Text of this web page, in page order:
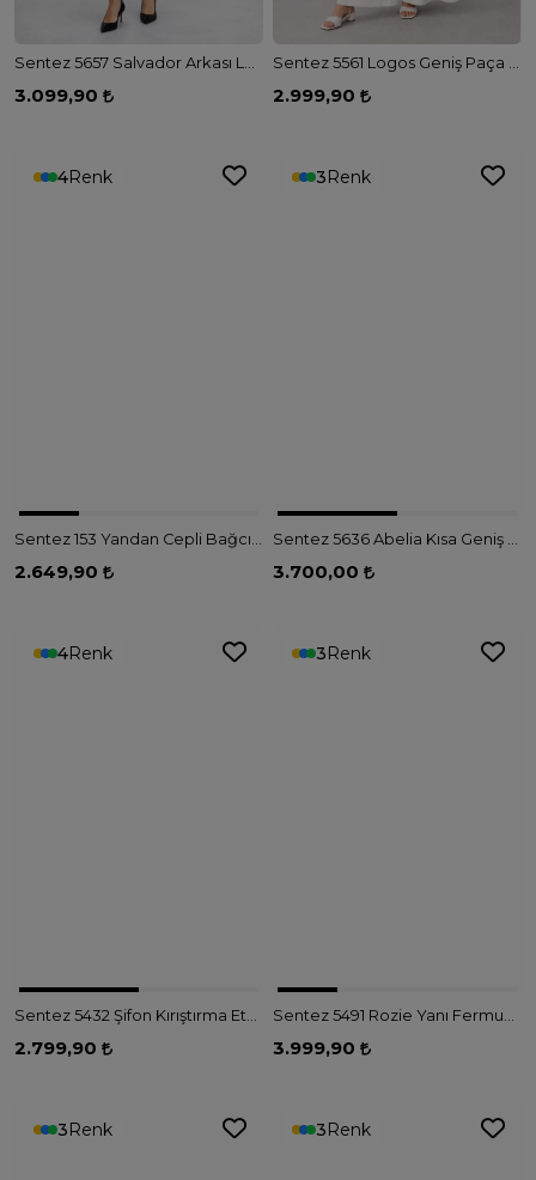
Sentez 5657 Salvador Arkası Lastikli Mam Pantolon - SİYAH
3.099,90
Sentez 5561 Logos Geniş Paça Pantolon - EKRU
2.999,90
4Renk
Sentez 153 Yandan Cepli Bağcıklı Pantolon - EKRU
2.649,90
3 Renk
Sentez 5636 Abelia Kısa Geniş Paça Pantolon - BEJ
3.700,00
4Renk
Sentez 5432 Şifon Kırıştırma Etek - LACİVERT
2.799,90
3 Renk
Sentez 5491 Rozie Yanı Fermuarlı Kloş Etek - EKRU
3.999,90
3 Renk 3 Renk